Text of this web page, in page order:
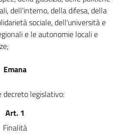
DI PROCESSO PENALE
Titolo II
generali
dell'interno, della difesa, della
sociale, dell'università e
e le autonomie locali e
Emana
decreto legislativo:
Art. 1
Finalità